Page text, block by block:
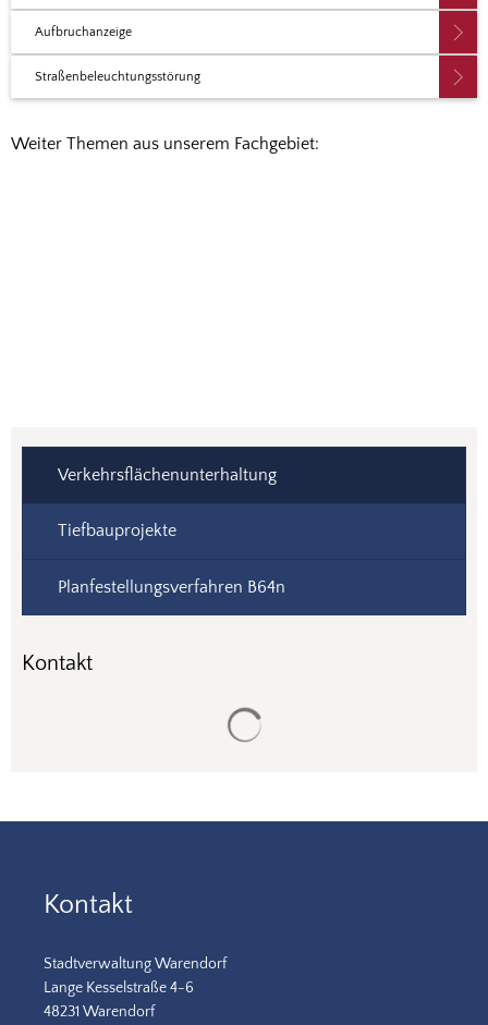
Aufbruchanzeige
Straßenbeleuchtungsstörung
Weiter Themen aus unserem Fachgebiet:
Verkehrsflächenunterhaltung
Tiefbauprojekte
Planfestellungsverfahren B64n
Kontakt
Kontakt
Stadtverwaltung Warendorf
Lange Kesselstraße 4-6
48231 Warendorf